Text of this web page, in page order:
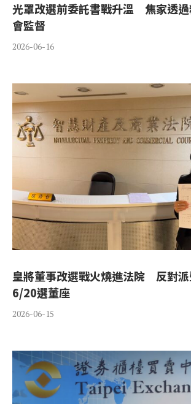
光罩改選前委託書戰升溫 焦家透
會監督
2026-06-16
皇將董事改選戰火燒進法院 反對派
6/20選董座
2026-06-15